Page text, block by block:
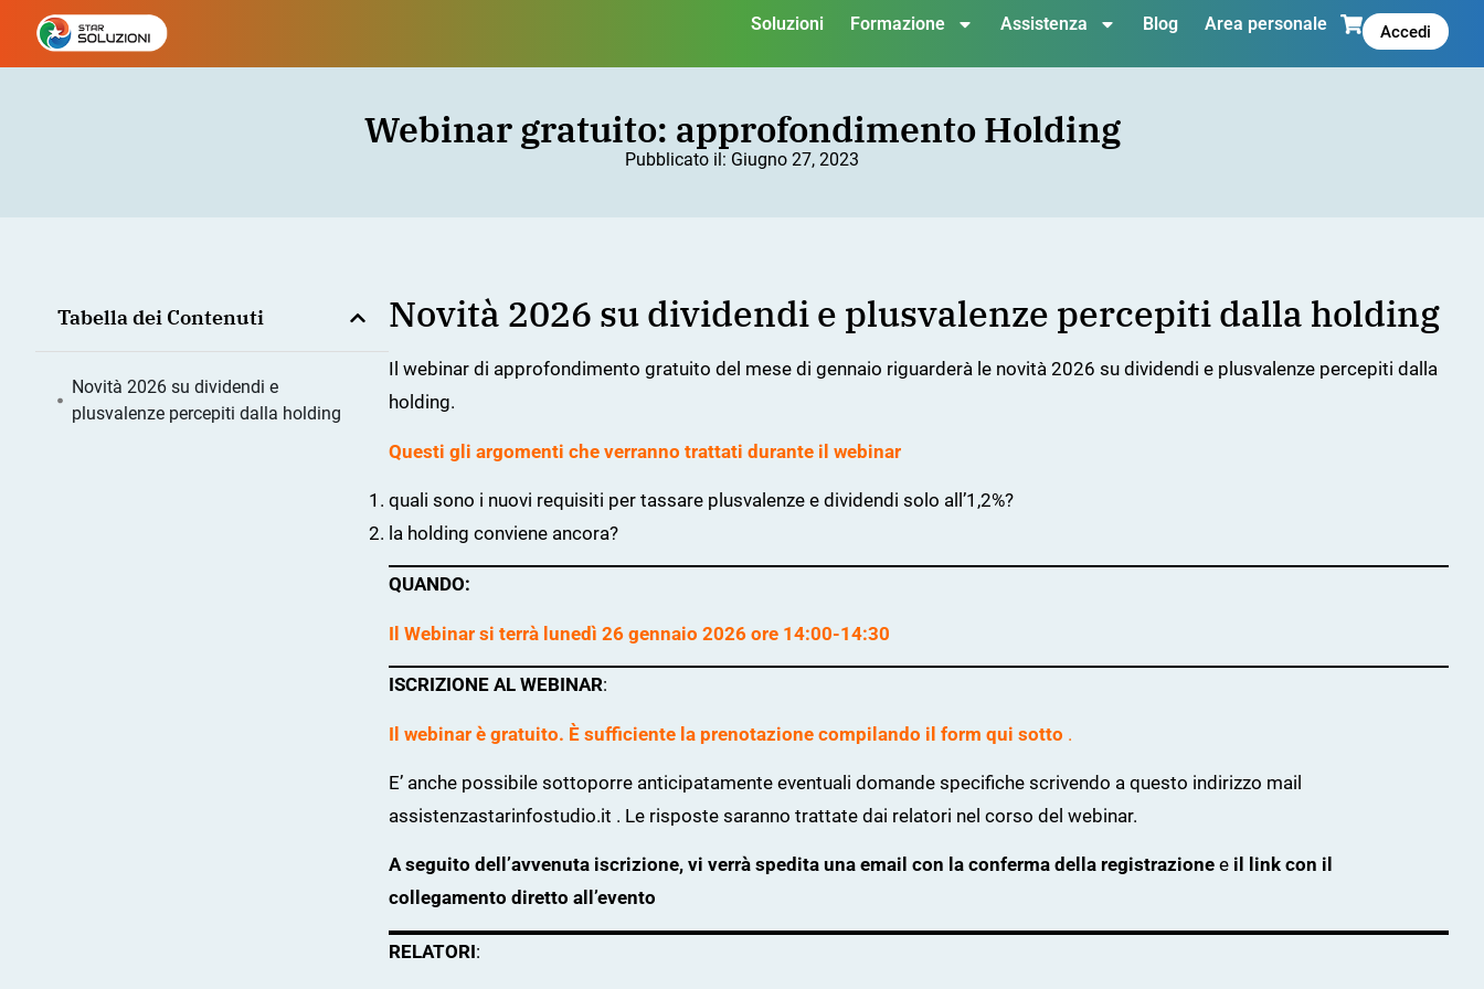
Soluzioni Formazione Assistenza Blog Area personale Accedi
Webinar gratuito: approfondimento Holding
Pubblicato il: Giugno 27, 2023
Tabella dei Contenuti
Novità 2026 su dividendi e
plusvalenze percepiti dalla holding
Novità 2026 su dividendi e plusvalenze percepiti dalla holding
Il webinar di approfondimento gratuito del mese di gennaio riguarderà le novità 2026 su dividendi e plusvalenze percepiti dalla
holding.
Questi gli argomenti che verranno trattati durante il webinar
quali sono i nuovi requisiti per tassare plusvalenze e dividendi solo all’1,2%?
la holding conviene ancora?
QUANDO:
Il Webinar si terrà lunedì 26 gennaio 2026 ore 14:00-14:30
ISCRIZIONE AL WEBINAR:
Il webinar è gratuito. È sufficiente la prenotazione compilando il form qui sotto .
E’ anche possibile sottoporre anticipatamente eventuali domande specifiche scrivendo a questo indirizzo mail
assistenzastarinfostudio.it . Le risposte saranno trattate dai relatori nel corso del webinar.
A seguito dell’avvenuta iscrizione, vi verrà spedita una email con la conferma della registrazione e il link con il
collegamento diretto all’evento
RELATORI: